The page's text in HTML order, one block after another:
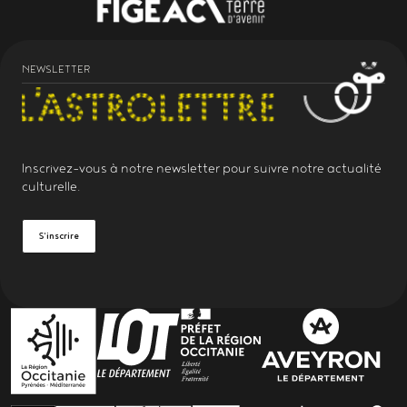
NEWSLETTER
Inscrivez-vous à notre newsletter pour suivre notre actualité
culturelle.
S'inscrire
PARTENAIRES